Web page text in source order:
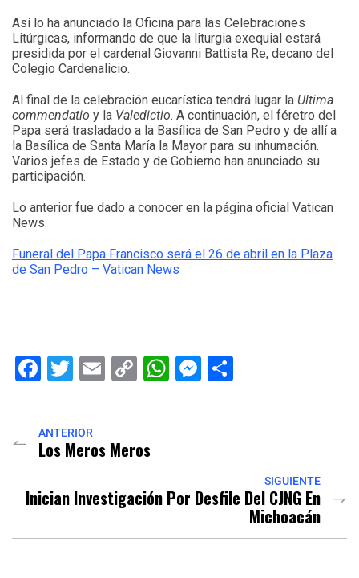
Así lo ha anunciado la Oficina para las Celebraciones
Litúrgicas, informando de que la liturgia exequial estará
presidida por el cardenal Giovanni Battista Re, decano del
Colegio Cardenalicio.
Al final de la celebración eucarística tendrá lugar la Ultima
commendatio y la Valedictio. A continuación, el féretro del
Papa será trasladado a la Basílica de San Pedro y de allí a
la Basílica de Santa María la Mayor para su inhumación.
Varios jefes de Estado y de Gobierno han anunciado su
participación.
Lo anterior fue dado a conocer en la página oficial Vatican
News.
Funeral del Papa Francisco será el 26 de abril en la Plaza
de San Pedro – Vatican News
Facebook
Twitter
EmailCopyWhatsApp
Messenger
ANTERIOR
Los Meros Meros
SIGUIENTE
Inician Investigación Por Desfile Del CJNG En
Michoacán